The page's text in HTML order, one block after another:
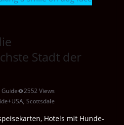
Stadt der
Guide
2552 Views
, Scottsdale
Hotels mit Hunde-